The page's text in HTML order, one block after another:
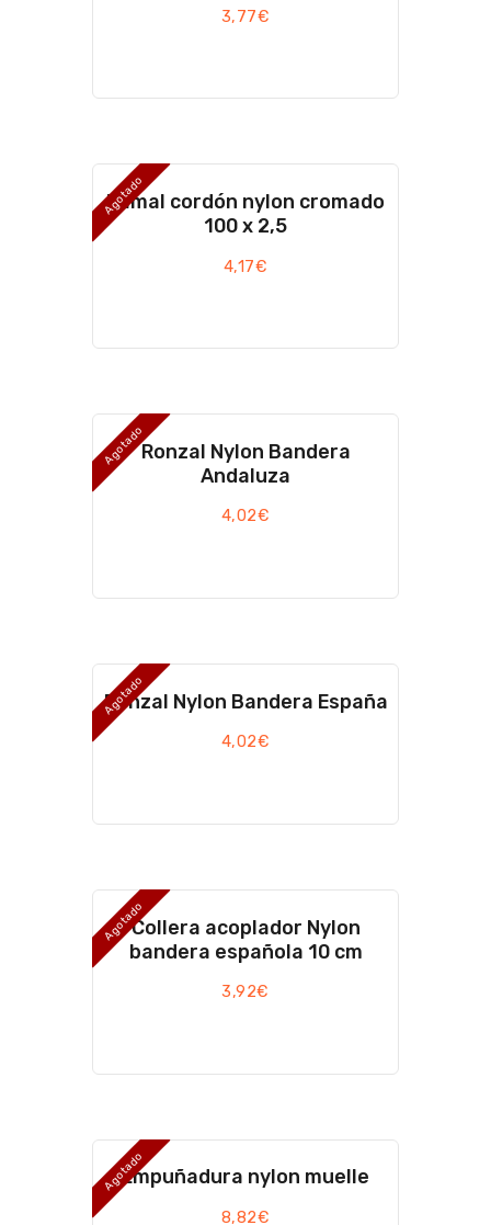
3,77€
Agotado
Ramal cordón nylon cromado
100 x 2,5
4,17€
AgotadoRonzal Nylon Bandera
Andaluza
4,02€
Agotado
Ronzal Nylon Bandera España
4,02€
AgotadoCollera acoplador Nylon
bandera española 10 cm
3,92€
AgotadoEmpuñadura nylon muelle
8,82€